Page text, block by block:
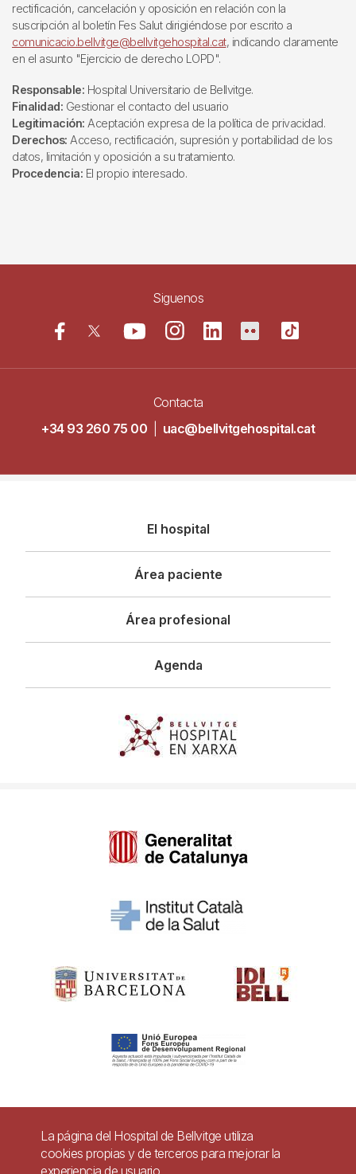
rectificación, cancelación y oposición en relación con la
suscripción al boletín Fes Salut dirigiéndose por escrito a
comunicacio.bellvitge@bellvitgehospital.cat, indicando claramente
en el asunto "Ejercicio de derecho LOPD".
Responsable: Hospital Universitario de Bellvitge.
Finalidad: Gestionar el contacto del usuario
Legitimación: Aceptación expresa de la política de privacidad.
Derechos: Acceso, rectificación, supresión y portabilidad de los
datos, limitación y oposición a su tratamiento.
Procedencia: El propio interesado.
Siguenos
Contacta
+34 93 260 75 00
uac@bellvitgehospital.cat
principal
El hospital
Área paciente
Área profesional
Agenda
Pie
Contacto
La página del Hospital de Bellvitge utiliza
cookies propias y de terceros para mejorar la